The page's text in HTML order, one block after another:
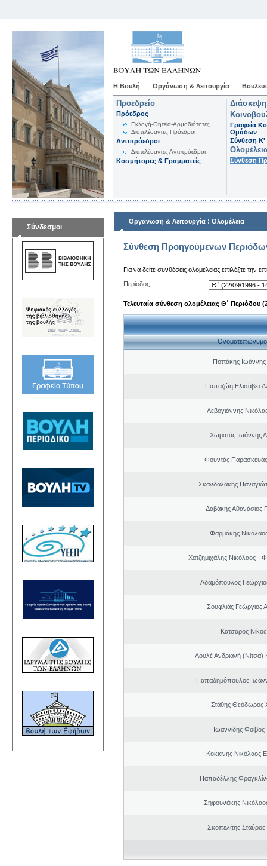
Η Βουλή Οργάνωση & Λειτουργία
Προεδρείο
Πρόεδρος
Εκλογή-Θητεία-Αρμοδιότητες
Διατελέσαντες Πρόεδροι
Αντιπρόεδροι
Διατελέσαντες Αντιπρόεδροι
Κοσμήτορες & Γραμματείς
Γραφεία
Ομάδων
Σύνθεση K'
Σύνθεση
Σύνδεσμοι
Οργάνωση & Λειτουργία : Ολομέλεια
Σύνθεση Προηγούμενων
Για να δείτε συνθέσεις ολομέλειας επιλέξτε την
Περίοδος:
Τελευταία σύνθεση ολομέλειας Θ΄ Περιόδου
Ονοματεπώνυμο
Ποττάκης
Παπαζώη Ελισάβετ
Λεβογιάννης
Χωματάς Ιωάννης
Φουντάς
Σκανδαλάκης
Δαβάκης Αθανάσιος
Φαρμάκης
Χατζημιχάλης Νικόλαος -
Αδαμόπουλος
Σουφλιάς Γεώργιος
Κατσαρός
Λουλέ Ανδριανή (Νίτσα)
Παπαδημόπουλος
Στάθης Θεόδωρος
Ιωαννίδης
Κοκκίνης Νικόλαος
Παπαδέλλης
Σηφουνάκης
Σκοπελίτης